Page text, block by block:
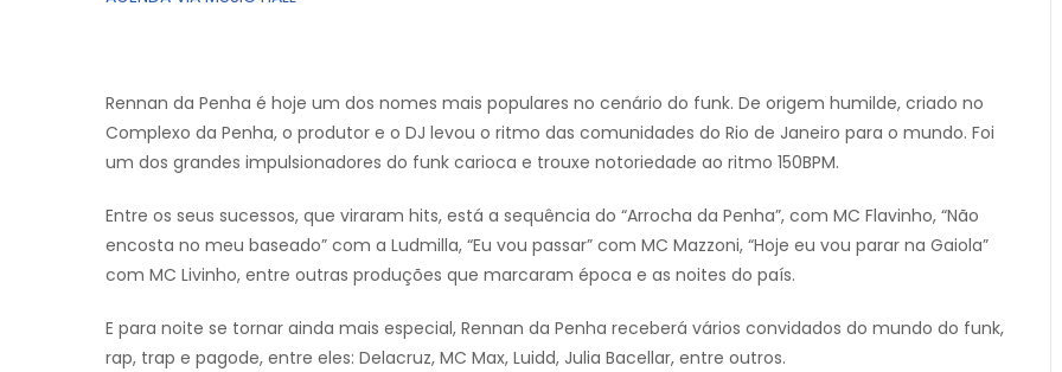
Rennan da Penha é hoje um dos nomes mais populares no cenário do funk. De origem humilde, criado no
Complexo da Penha, o produtor e o DJ levou o ritmo das comunidades do Rio de Janeiro para o mundo. Foi
um dos grandes impulsionadores do funk carioca e trouxe notoriedade ao ritmo 150BPM.
Entre os seus sucessos, que viraram hits, está a sequência do “Arrocha da Penha”, com MC Flavinho, “Não
encosta no meu baseado” com a Ludmilla, “Eu vou passar” com MC Mazzoni, “Hoje eu vou parar na Gaiola”
com MC Livinho, entre outras produções que marcaram época e as noites do país.
E para noite se tornar ainda mais especial, Rennan da Penha receberá vários convidados do mundo do funk,
rap, trap e pagode, entre eles: Delacruz, MC Max, Luidd, Julia Bacellar, entre outros.